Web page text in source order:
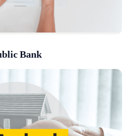
Bank